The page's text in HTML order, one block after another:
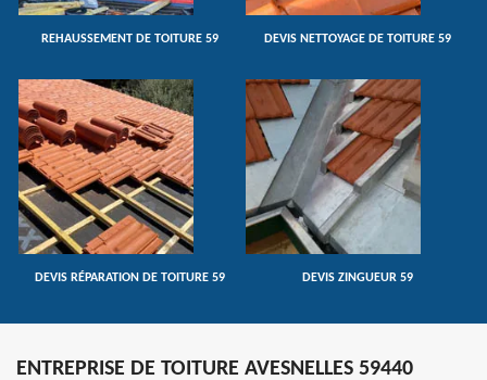
REHAUSSEMENT DE TOITURE 59 DEVIS NETTOYAGE DE TOITURE 59
DEVIS RÉPARATION DE TOITURE 59 DEVIS ZINGUEUR 59
ENTREPRISE DE TOITURE AVESNELLES 59440